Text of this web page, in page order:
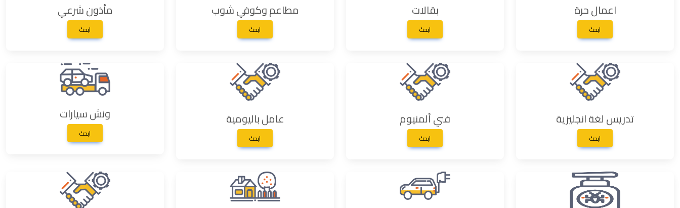
اعمال حرة
ابحث
بقالات
ابحث
مطاعم وكوفي شوب
ابحث
مأذون شرعي
ابحث
تدريس لغة انجليزية
ابحث
فني ألمنيوم
ابحث
عامل باليومية
ابحث
ونش سيارات
ابحث